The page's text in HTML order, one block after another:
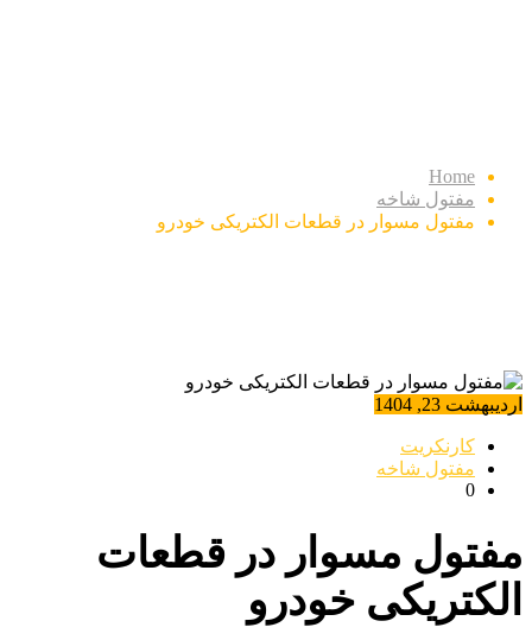
Home
مفتول شاخه
مفتول مسوار در قطعات الکتریکی خودرو
اردیبهشت 23, 1404
کارنکریت
مفتول شاخه
0
مفتول مسوار در قطعات
الکتریکی خودرو